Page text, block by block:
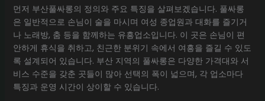
먼저 부산풀싸롱의 정의와 주요 특징을 살펴보겠습니다. 풀싸롱
은 일반적으로 손님이 술을 마시며 여성 종업원과 대화를 즐기거
나 노래방, 춤 등을 함께하는 유흥업소입니다. 이 곳은 손님이 편
안하게 휴식을 취하고, 친근한 분위기 속에서 여흥을 즐길 수 있도
록 설계되어 있습니다. 부산 지역의 풀싸롱은 다양한 가격대와 서
비스 수준을 갖춘 곳들이 많아 선택의 폭이 넓으며, 각 업소마다
특징과 운영 시간이 상이할 수 있습니다.